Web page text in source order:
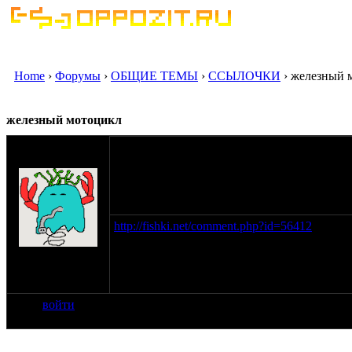
Home › Форумы › ОБЩИЕ ТЕМЫ › ССЫЛОЧКИ › железный
железный мотоцикл
http://fishki.net/comment.php?id=56412
войти